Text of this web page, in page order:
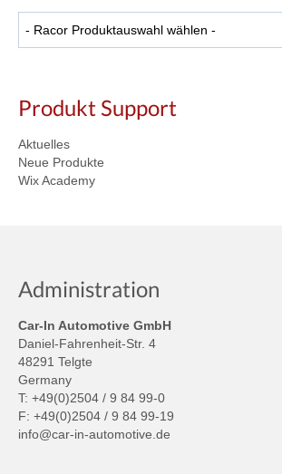
Produkt Support
Aktuelles
Neue Produkte
Wix Academy
Administration
Car-In Automotive GmbH
Daniel-Fahrenheit-Str. 4
48291 Telgte
Germany
T: +49(0)2504 / 9 84 99-0
F: +49(0)2504 / 9 84 99-19
info@car-in-automotive.de